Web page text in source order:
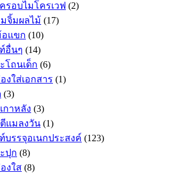
รอบไมโครเวฟ (2)
จิ้มผลไม้ (17)
แขก (10)
อื่นๆ (14)
โถนเด็ก (6)
งใส่เอกสาร (1)
(3)
กาหลัง (3)
แมลงวัน (1)
รรจุอเนกประสงค์ (123)
ปุก (8)
งใส (8)